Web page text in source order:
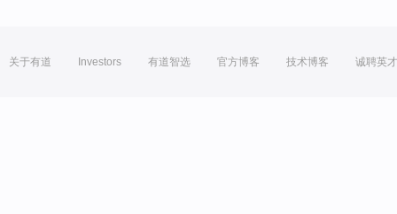
关于有道 Investors 有道智选 官方博客 技术博客 诚聘英才